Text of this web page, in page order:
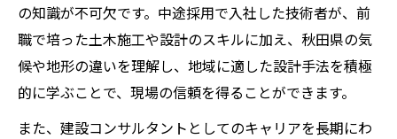
の知識が不可欠です。中途採用で入社した技術者が、前
職で培った土木施工や設計のスキルに加え、秋田県の気
候や地形の違いを理解し、地域に適した設計手法を積極
的に学ぶことで、現場の信頼を得ることができます。
また、建設コンサルタントとしてのキャリアを長期にわ